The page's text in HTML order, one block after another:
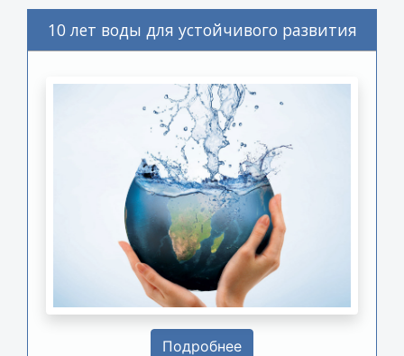
10 лет воды для устойчивого развития
Подробнее